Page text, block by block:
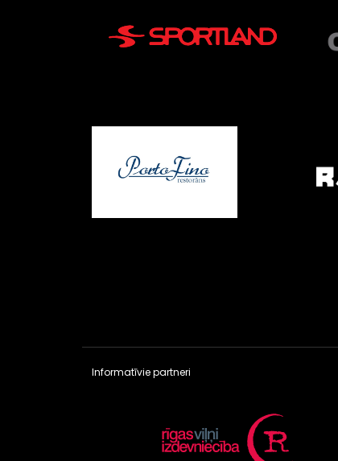
Informatīvie partneri